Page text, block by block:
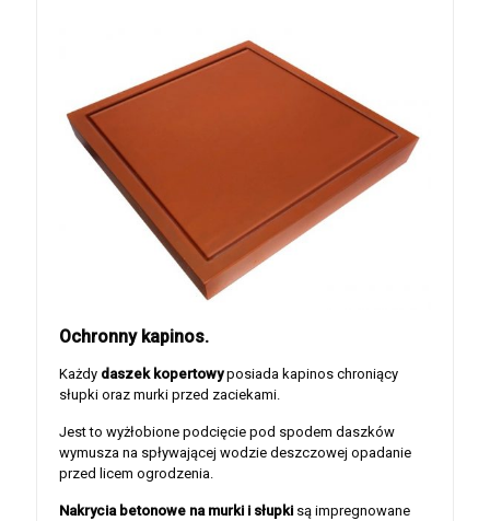
Ochronny kapinos.
Każdy daszek kopertowyposiada kapinos chroniący
słupki oraz murki przed zaciekami.
Jest to wyżłobione podcięcie pod spodem daszków
wymusza na spływającej wodzie deszczowej opadanie
przed licem ogrodzenia.
Nakrycia betonowe na murki i słupki są impregnowane